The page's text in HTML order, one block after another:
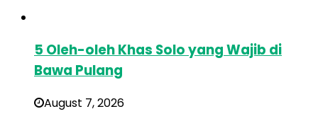
5 Oleh-oleh Khas Solo yang Wajib di
Bawa Pulang
August 7, 2026